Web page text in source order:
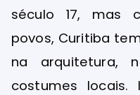
século 17, mas
povos, Curitiba
na arquitetura,
costumes locais.